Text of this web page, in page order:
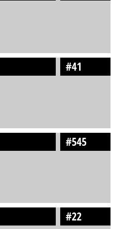
#41
#545
#22